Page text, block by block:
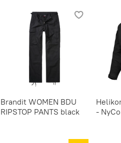
Brandit WOMEN BDU
RIPSTOP PANTS black
-